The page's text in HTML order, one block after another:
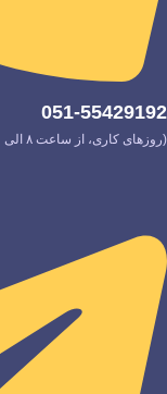
051-55429192
(روزهای کاری، از ساعت ۸ الی ۲۰)